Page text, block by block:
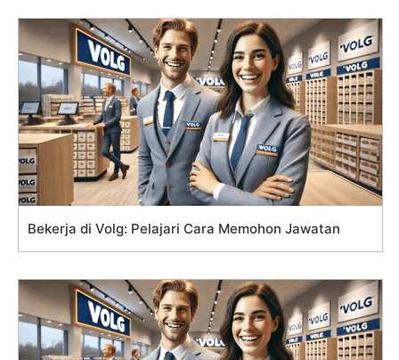
Bekerja di Volg: Pelajari Cara Memohon Jawatan